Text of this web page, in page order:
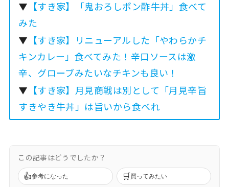
▼ 【すき家】「鬼おろしポン酢牛丼」食べて
みた
▼ 【すき家】リニューアルした「やわらかチ
キンカレー」食べてみた！辛口ソースは激
辛、グローブみたいなチキンも良い！
▼ 【すき家】月見商戦は別として「月見辛旨
すきやき牛丼」は旨いから食べれ
この記事はどうでしたか？
👍参考になった 🛒買ってみたい